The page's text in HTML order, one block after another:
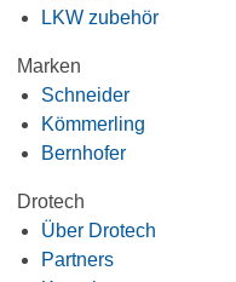
LKW zubehör
Marken
Schneider
Kömmerling
Bernhofer
Drotech
Über Drotech
Partners